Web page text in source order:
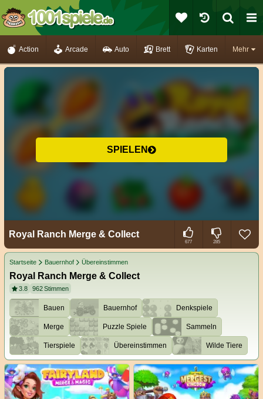
Mehr
Action Arcade Auto Brett Karten
SPIELEN
Royal Ranch Merge & Collect
677 285
Startseite Bauernhof Übereinstimmen
Royal Ranch Merge & Collect
3.8 962Stimmen
Bauen Bauernhof Denkspiele
Merge Puzzle Spiele Sammeln
Tierspiele Übereinstimmen Wilde Tiere